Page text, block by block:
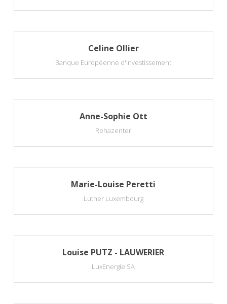
Celine Ollier
Banque Européenne d'Investissement
Anne-Sophie Ott
Rehazenter
Marie-Louise Peretti
Luther Luxembourg
Louise PUTZ - LAUWERIER
LuxEnergie SA